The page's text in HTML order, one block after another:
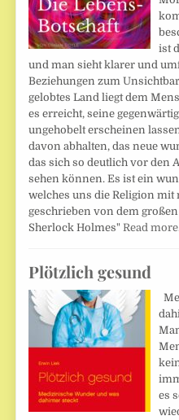
ist
und man sieht klarer und
Beziehungen zum
gelobtes Land liegt dem
es erreicht, seine
ungehobelt erscheinen
davon abhalten, das neue
das sich so deutlich vor den
sehen können. Es ist ein
welches uns die Religion mit
geschrieben von dem
Sherlock Holmes" Read
Plötzlich gesund
es